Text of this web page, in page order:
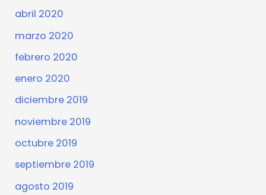
abril 2020
marzo 2020
febrero 2020
enero 2020
diciembre 2019
noviembre 2019
octubre 2019
septiembre 2019
agosto 2019